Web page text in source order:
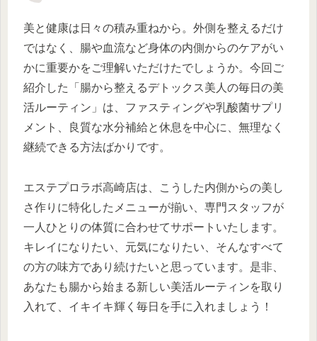
美と健康は日々の積み重ねから。外側を整えるだけ
ではなく、腸や血流など身体の内側からのケアがい
かに重要かをご理解いただけたでしょうか。今回ご
紹介した「腸から整えるデトックス美人の毎日の美
活ルーティン」は、ファスティングや乳酸菌サプリ
メント、良質な水分補給と休息を中心に、無理なく
継続できる方法ばかりです。
エステプロラボ高崎店は、こうした内側からの美し
さ作りに特化したメニューが揃い、専門スタッフが
一人ひとりの体質に合わせてサポートいたします。
キレイになりたい、元気になりたい、そんなすべて
の方の味方であり続けたいと思っています。是非、
あなたも腸から始まる新しい美活ルーティンを取り
入れて、イキイキ輝く毎日を手に入れましょう！